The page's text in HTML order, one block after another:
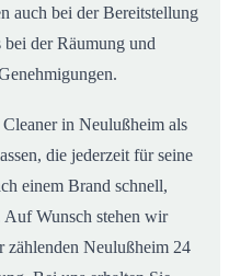
auch bei der Bereitstellung
der Räumung und
in Neulußheim als
die jederzeit für seine
einem Brand schnell,
Auf Wunsch stehen wir
Neulußheim 24